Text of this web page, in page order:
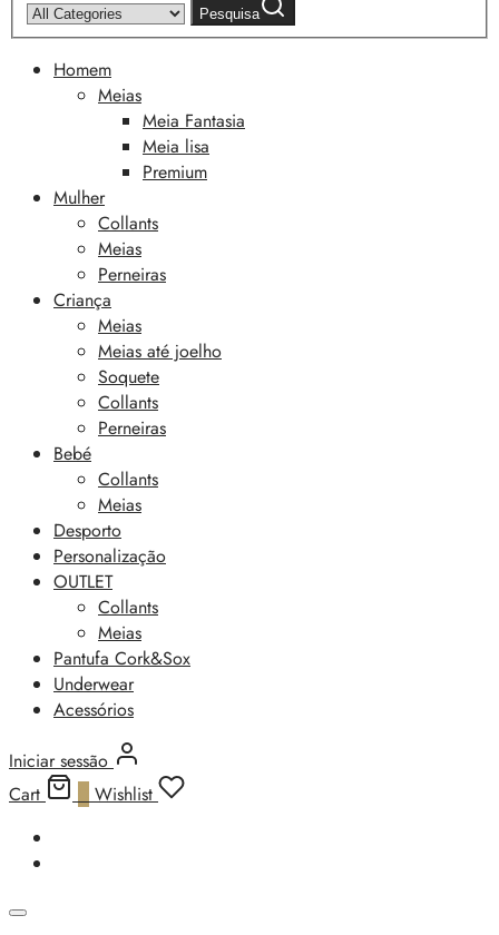
Pesquisa
Homem
Meias
Meia Fantasia
Meia lisa
Premium
Mulher
Collants
Meias
Perneiras
Criança
Meias
Meias até joelho
Soquete
Collants
Perneiras
Bebé
Collants
Meias
Desporto
Personalização
OUTLET
Collants
Meias
Pantufa Cork&Sox
Underwear
Acessórios
Iniciar sessão
Cart
Wishlist